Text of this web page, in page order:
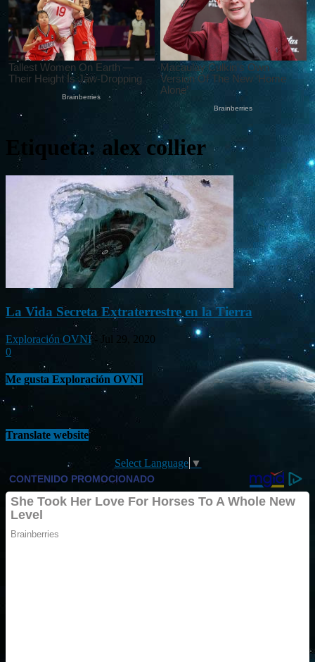
Etiqueta: alex collier
La Vida Secreta Extraterrestre en la Tierra
Exploración OVNI -
Jul 29, 2020
0
Me gusta Exploración OVNI
Translate website
Select Language ▼